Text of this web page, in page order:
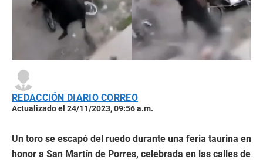
REDACCIÓN DIARIO CORREO
Actualizado el 24/11/2023, 09:56 a.m.
Un toro se escapó del ruedo durante una feria taurina en
honor a San Martín de Porres, celebrada en las calles de